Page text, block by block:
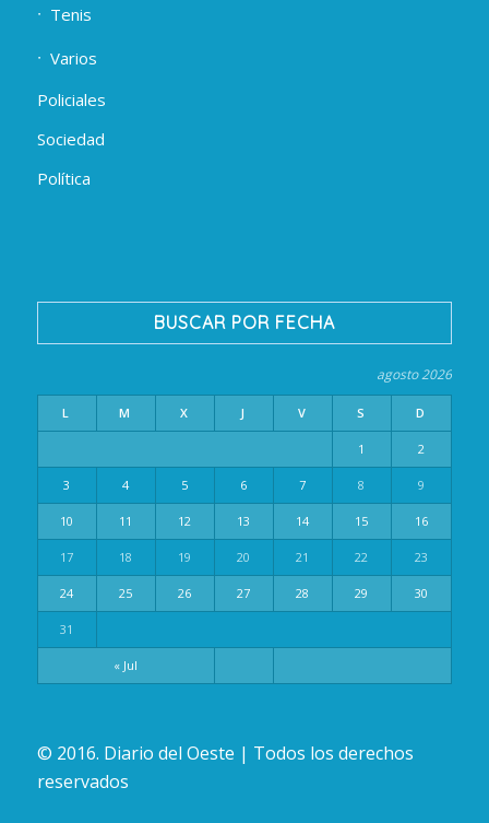
Tenis
Varios
Policiales
Sociedad
Política
BUSCAR POR FECHA
agosto 2026
L M X J V S D
« Jul
1 2
3 4 5 6 7 8 9
10 11 12 13 14 15 16
17 18 19 20 21 22 23
24 25 26 27 28 29 30
31
© 2016. Diario del Oeste | Todos los derechos
reservados